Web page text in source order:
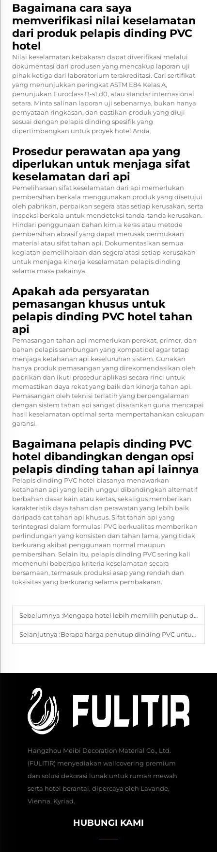
Bagaimana cara saya
memverifikasi nilai keselamatan
dari produk pelapis dinding PVC
hotel
Nilai keselamatan kebakaran dapat diverifikasi melalui
dokumentasi dari produsen yang mencakup laporan uji
pihak ketiga dari laboratorium terakreditasi. Cari sertifikat
yang menunjukkan peringkat ASTM E84 Kelas A,
penunjukan Euroclass B-s1,d0, atau standar internasional
setara. Minta salinan laporan uji sebenarnya, bukan hanya
pernyataan ringkasan, dan pastikan produk yang diuji
sesuai dengan pelapis dinding spesifik yang
dipertimbangkan untuk proyek hotel Anda.
Prosedur perawatan apa yang
diperlukan untuk menjaga sifat
keselamatan dari api
Pemeliharaan sifat keselamatan dari api memerlukan
pembersihan berkala menggunakan produk yang disetujui
oleh pabrikan, perbaikan segera atas setiap kerusakan, serta
inspeksi berkala untuk mendeteksi tanda-tanda kerusakan.
Hindari penggunaan bahan kimia keras atau metode
pembersihan abrasif yang dapat merusak permukaan
material atau sifat tahan api. Dokumentasikan semua
kegiatan pemeliharaan dan segera atasi setiap kerusakan
untuk menjaga kinerja keselamatan pelapis dinding
selama masa pakainya.
Apakah ada persyaratan
pemasangan khusus untuk
pelapis dinding PVC hotel tahan
api
Pemasangan tahan api memerlukan perekat, primer, dan
bahan pelapis sambungan yang kompatibel agar tetap
menjaga ketahanan api keseluruhan sistem. Gunakan
hanya produk pemasangan yang direkomendasikan oleh
pabrikan dan ikuti prosedur aplikasi secara rinci untuk
memastikan daya rekat yang baik dan kinerja tahan api.
Pemasangan oleh teknisi terlatih yang berpengalaman
dengan sistem tahan api sangat disarankan guna mencapai
hasil keselamatan optimal serta mempertahankan cakupan
garansi.
Bagaimana pelapis dinding PVC
hotel dibandingkan dengan opsi
pelapis dinding tahan api lainnya
Pelapis dinding PVC hotel biasanya menawarkan
ketahanan api yang lebih unggul dibandingkan alternatif
berbahan dasar kain atau kertas, sekaligus memberikan
karakteristik daya tahan dan perawatan yang lebih baik
daripada cat tahan api khusus. Sifat tahan api yang
terintegrasi dalam formulasi PVC berkualitas memberikan
perlindungan yang konsisten dan tahan lama, yang tidak
berkurang akibat penggunaan normal maupun
pembersihan. Selain itu, pelapis dinding PVC sering kali
memenuhi beberapa kriteria keselamatan secara
bersamaan, termasuk produksi asap yang rendah dan
toksisitas yang berkurang selama pembakaran.
Sebelumnya :Mengapa hotel lebih memilih penutup dinding PVC karena ketahanannya?
Selanjutnya :Berapa harga penutup dinding PVC untuk hotel per roll?
Hangzhou Meibi Decoration Material Co., Ltd.
(FULITIR) menyediakan wallcovering premium
dan solusi dekorasi lunak untuk rumah mewah
serta hotel berantai, dipercaya oleh Lavande,
Vienna, Kyriad.
HUBUNGI KAMI